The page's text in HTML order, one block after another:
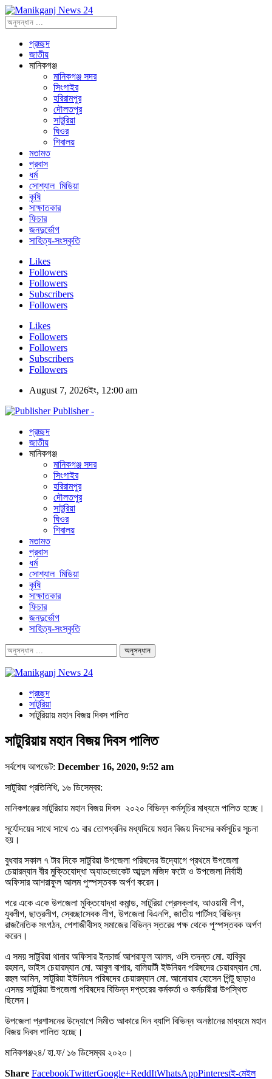
প্রচ্ছদ
জাতীয়
মানিকগঞ্জ
মানিকগঞ্জ সদর
সিংগাইর
হরিরামপুর
দৌলতপুর
সাটুরিয়া
ঘিওর
শিবালয়
মতামত
প্রবাস
ধর্ম
সোশ্যাল_মিডিয়া
কৃষি
সাক্ষাতকার
ফিচার
জনদুর্ভোগ
সাহিত্য-সংস্কৃতি
Likes
Followers
Followers
Subscribers
Followers
Likes
Followers
Followers
Subscribers
Followers
August 7, 2026ইং, 12:00 am
Publisher -
প্রচ্ছদ
জাতীয়
মানিকগঞ্জ
মানিকগঞ্জ সদর
সিংগাইর
হরিরামপুর
দৌলতপুর
সাটুরিয়া
ঘিওর
শিবালয়
মতামত
প্রবাস
ধর্ম
সোশ্যাল_মিডিয়া
কৃষি
সাক্ষাতকার
ফিচার
জনদুর্ভোগ
সাহিত্য-সংস্কৃতি
প্রচ্ছদ
সাটুরিয়া
সাটুরিয়ায় মহান বিজয় দিবস পালিত
সাটুরিয়ায় মহান বিজয় দিবস পালিত
সর্বশেষ আপডেট: December 16, 2020, 9:52 am
সাটুরিয়া প্রতিনিধি, ১৬ ডিসেম্বর:
মানিকগঞ্জের সাটুরিয়ায় মহান বিজয় দিবস ২০২০ বিভিন্ন কর্মসূচির মাধ্যমে পালিত হচ্ছে।
সূর্যোদয়ের সাথে সাথে ৩১ বার তোপধ্বনির মধ্যদিয়ে মহান বিজয় দিবসের কর্মসূচির সূচনা
হয়।
বুধবার সকাল ৭ টার দিকে সাটুরিয়া উপজেলা পরিষদের উদ্যোগে প্রথমে উপজেলা
চেয়ারম্যান বীর মুক্তিযোদ্ধা অ্যাডভোকেট আব্দুল মজিদ ফটো ও উপজেলা নির্বাহী
অফিসার আশরাফুল আলম পুস্পস্তবক অর্পণ করেন।
পরে একে একে উপজেলা মুক্তিযোদ্ধা কমান্ড, সাটুরিয়া প্রেসক্লাব, আওয়ামী লীগ,
যুবলীগ, ছাত্রলীগ, স্বেচ্ছাসেবক লীগ, উপজেলা বিএনপি, জাতীয় পার্টিসহ বিভিন্ন
রাজনৈতিক সংগঠন, পেশাজীবীসহ সমাজের বিভিন্ন স্তরের পক্ষ থেকে পুস্পস্তবক অর্পণ
করেন।
এ সময় সাটুরিয়া থানার অফিসার ইনচার্জ আশরাফুল আলম, ওসি তদন্ত মো. হাবিবুর
রহমান, ভাইস চেয়ারম্যান মো. আবুল বাশার, বালিয়াটী ইউনিয়ন পরিষদের চেয়ারম্যান মো.
রহুল আমিন, সাটুরিয়া ইউনিয়ন পরিষদের চেয়ারম্যান মো. আনোয়ার হোসেন পিন্টু ছাড়াও
এসময় সাটুরিয়া উপজেলা পরিষদের বিভিন্ন দপ্তরের কর্মকর্তা ও কর্মচারীরা উপস্থিত
ছিলেন।
উপজেলা প্রশাসনের উদ্যোগে সিমীত আকারে দিন ব্যাপি বিভিন্ন অনষ্ঠানের মাধ্যমে মহান
বিজয় দিবস পালিত হচ্ছে।
মানিকগঞ্জ২৪/ হা.ফ/ ১৬ ডিসেম্বর ২০২০।
Share FacebookTwitterGoogle+ReddItWhatsAppPinterestই-মেইল